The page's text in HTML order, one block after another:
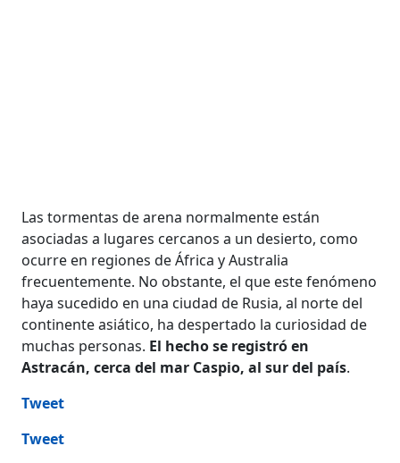
Las tormentas de arena normalmente están
asociadas a lugares cercanos a un desierto, como
ocurre en regiones de África y Australia
frecuentemente. No obstante, el que este fenómeno
haya sucedido en una ciudad de Rusia, al norte del
continente asiático, ha despertado la curiosidad de
muchas personas. El hecho se registró en
Astracán, cerca del mar Caspio, al sur del país.
Tweet
Tweet